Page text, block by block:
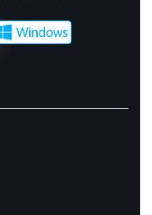
czyli Extremalny
Jurajski